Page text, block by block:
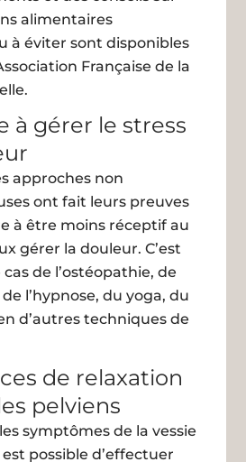
alimentaires
à éviter sont disponibles
Française de la
à gérer le stress
approches non
ont fait leurs preuves
à être moins réceptif au
gérer la douleur. C’est
de l’ostéopathie, de
l’hypnose, du yoga, du
d’autres techniques de
de relaxation
pelviens
symptômes de la vessie
possible d’effectuer